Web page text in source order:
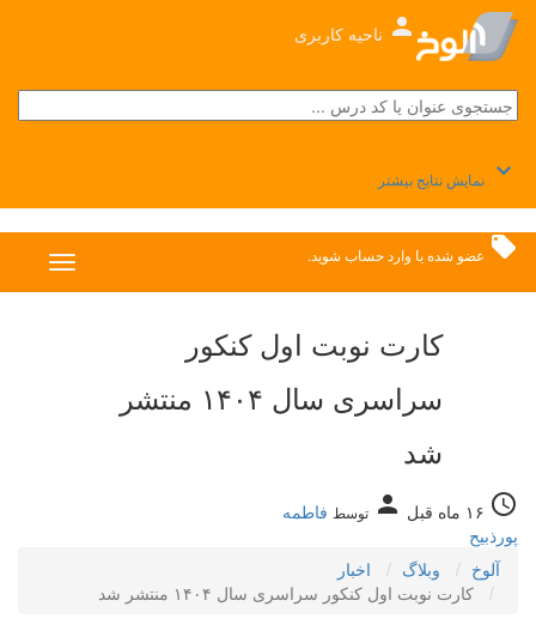
person ناحیه کاربری
keyboard_arrow_down نمایش نتایج بیشتر
local_offer عضو شدهیا وارد حساب شوید.
کارت نوبت اول کنکور
سراسری سال ۱۴۰۴ منتشر
شد
access_time ۱۶ ماه قبل person توسط فاطمه
پورذبیح
آلوخ
وبلاگ
اخبار
کارت نوبت اول کنکور سراسری سال ۱۴۰۴ منتشر شد